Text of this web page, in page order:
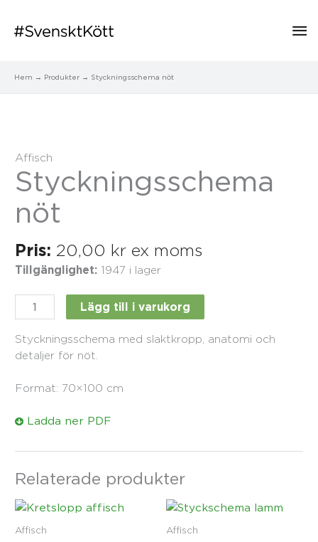
Hem Produkter Styckningsschema nöt
Affisch
Styckningsschema
nöt
Pris: 20,00 kr ex moms
Tillgänglighet: 1947 i lager
mängd
Lägg till i varukorg
Styckningsschema med slaktkropp, anatomi och
detaljer för nöt.
Format: 70×100 cm
Ladda ner PDF
Relaterade produkter
Affisch Affisch